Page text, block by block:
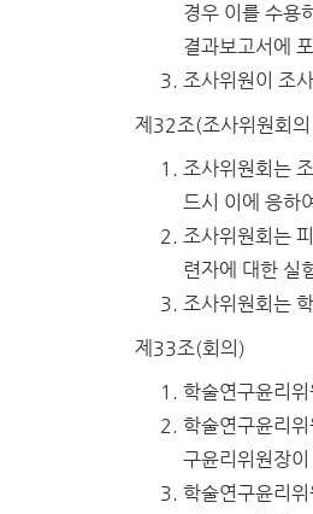
경우 이를 수용
결과보고서에
조사위원이 조
제32조(조사위원회
조사위원회는
드시 이에 응하
조사위원회는
련자에 대한 실
조사위원회는
제33조(회의)
학술연구윤리
학술연구윤리
구윤리위원장
학술연구윤리